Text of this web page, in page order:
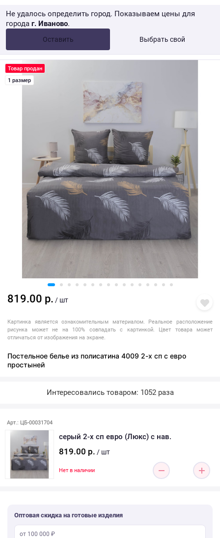
Не удалось определить город. Показываем цены для
города г. Иваново.
Оставить Выбрать свой
от 10 000 ₽ Розница → WB
Товар продан
1 размер
819.00 р. / шт
Картинка является ознакомительным материалом. Реальное расположение
рисунка может не на 100% совпадать с картинкой. Цвет товара может
отличаться от изображения на экране.
Постельное белье из полисатина 4009 2-х сп с евро
простыней
Интересовались товаром: 1052 раза
Арт.: ЦБ-00031704
серый 2-х сп евро (Люкс) с нав.
819.00 р. / шт
Нет в наличии
Оптовая скидка на готовые изделия
от 100 000 ₽